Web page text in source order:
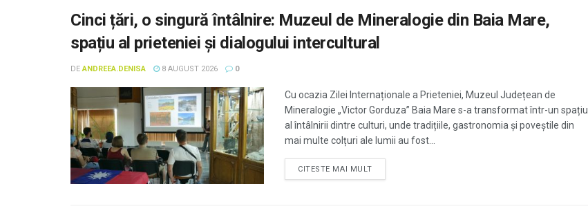
Cinci țări, o singură întâlnire: Muzeul de Mineralogie din Baia Mare,
spațiu al prieteniei și dialogului intercultural
DE ANDREEA.DENISA 8 AUGUST 2026 0
Cu ocazia Zilei Internaționale a Prieteniei, Muzeul Județean de
Mineralogie „Victor Gorduza” Baia Mare s-a transformat într-un spațiu
al întâlnirii dintre culturi, unde tradițiile, gastronomia și poveștile din
mai multe colțuri ale lumii au fost...
CITESTE MAI MULT